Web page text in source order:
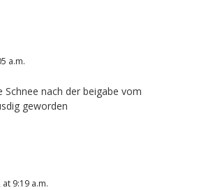
a.m.
Schnee nach der beigabe vom
geworden
9:19 a.m.